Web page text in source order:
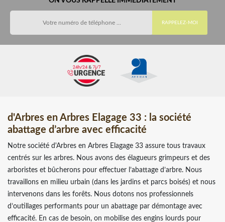
d'Arbres en Arbres Elagage 33 : la société
abattage d’arbre avec efficacité
Notre société d'Arbres en Arbres Elagage 33 assure tous travaux
centrés sur les arbres. Nous avons des élagueurs grimpeurs et des
arboristes et bûcherons pour effectuer l’abattage d’arbre. Nous
travaillons en milieu urbain (dans les jardins et parcs boisés) et nous
intervenons dans les forêts. Nous dotons nos professionnels
d’outillages performants pour un abattage par démontage avec
efficacité. En cas de besoin, on mobilise des engins lourds pour